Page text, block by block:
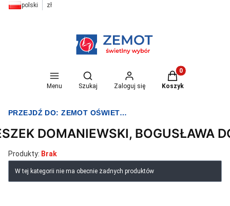
polski zł
Menu
Otwórz wyszukiwarkę
Szukaj Zaloguj się
Produkty w
Koszyk
PRZEJDŹ DO:ZEMOT OŚWIETLENIE I ELEKTRYKA
DOMANIEWSKI, BOGUSŁAWA
Produkty: Brak
Lista produktów
W tej kategorii nie ma obecnie żadnych produktów